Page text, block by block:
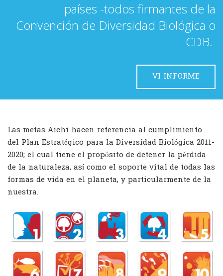
países -todos firmantes de la
Convención de Diversidad Biológica o
CDB.
VI INFORME
Las metas Aichi hacen referencia al cumplimiento
del Plan Estratégico para la Diversidad Biológica 2011-
2020; el cual tiene el propósito de detener la pérdida
de la naturaleza, así como el soporte vital de todas las
formas de vida en el planeta, y particularmente de la
nuestra.